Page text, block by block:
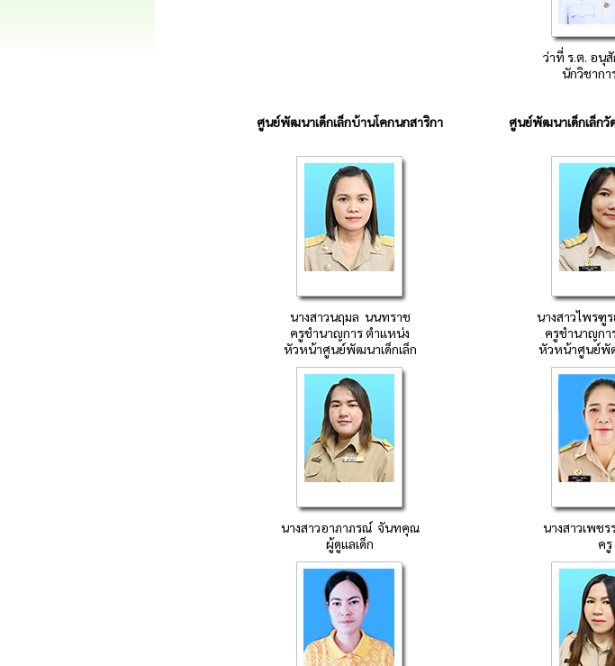
ว่าที่ ร.ต. อนุ
นักวิชาก
ศูนย์พัฒนาเด็กเล็กบ้านโคกนกสาริกา ศูนย์พัฒนาเด็กเล็กวั
นางสาวนฤมล นนทราช นางสาวไพรฑู
ครูชำนาญการตำแหน่ง
หัวหน้าศูนย์พัฒนาเด็กเล็ก
ครูชำนาญกา
หัวหน้าศูนย์พั
นางสาวอาภาภรณ์ จันทคุณ นางสาวเพช
ผู้ดูแลเด็ก
ครู